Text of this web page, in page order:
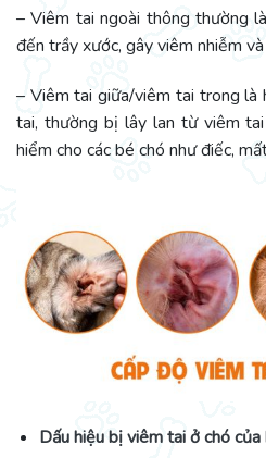
– Viêm tai ngoài thông thường
đến trầy xước, gây viêm nhiễm
– Viêm tai giữa/viêm tai trong là
tai, thường bị lây lan từ viêm
hiểm cho các bé chó như điếc,
Dấu hiệu bị viêm tai ở chó của